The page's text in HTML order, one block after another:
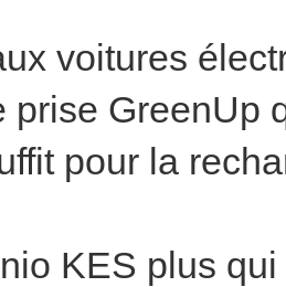
voitures
prise GreenUp
pour la
KES plus